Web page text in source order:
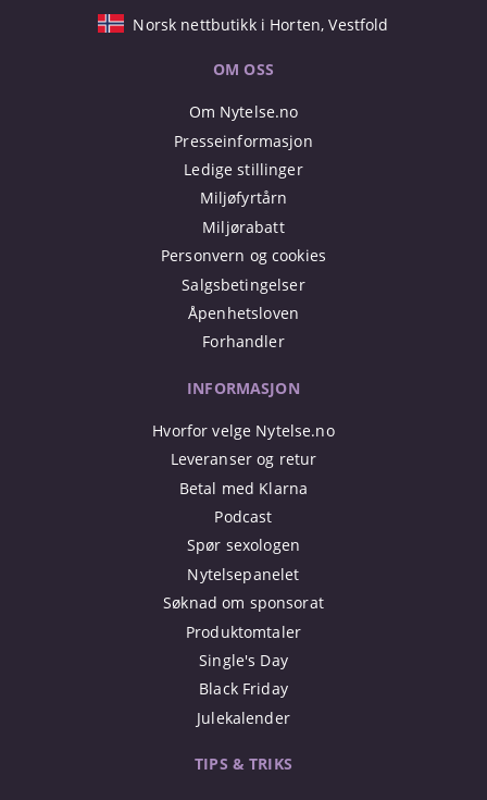
Norsk nettbutikk i Horten, Vestfold
OM OSS
Om Nytelse.no
Presseinformasjon
Ledige stillinger
Miljøfyrtårn
Miljørabatt
Personvern og cookies
Salgsbetingelser
Åpenhetsloven
Forhandler
INFORMASJON
Hvorfor velge Nytelse.no
Leveranser og retur
Betal med Klarna
Podcast
Spør sexologen
Nytelsepanelet
Søknad om sponsorat
Produktomtaler
Single's Day
Black Friday
Julekalender
TIPS & TRIKS